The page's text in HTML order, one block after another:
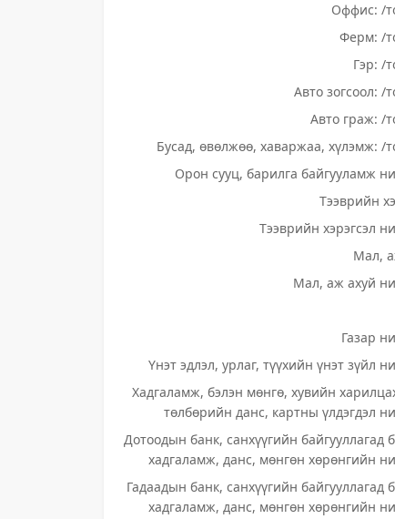
Оффис: /
Ферм: /
Гэр: /
Авто зогсоол: /
Авто граж: /
Бусад, өвөлжөө, хаваржаа, хүлэмж: /
Орон сууц, барилга байгууламж
Тээврийн
Тээврийн хэрэгсэл
Мал,
Мал, аж ахуй
Газар
Үнэт эдлэл, урлаг, түүхийн үнэт зүйл
Хадгаламж, бэлэн мөнгө, хувийн
төлбөрийн данс, картны үлдэгдэл
Дотоодын банк, санхүүгийн байгууллагад
хадгаламж, данс, мөнгөн хөрөнгийн
Гадаадын банк, санхүүгийн байгууллагад
хадгаламж, данс, мөнгөн хөрөнгийн